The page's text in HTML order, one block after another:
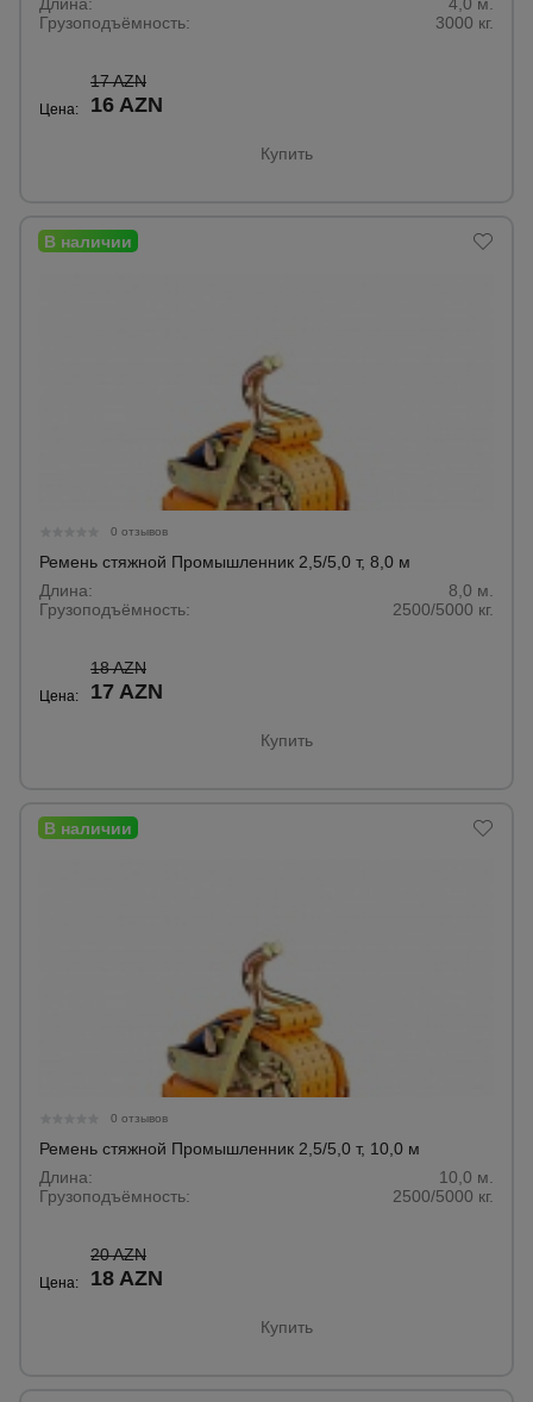
Грузоподъёмность:
3000 кг.
Цена:
17 AZN
16 AZN
Купить
0 отзывов
Ремень стяжной Промышленник 2,5/5,0 т, 8,0 м
Длина:
8,0 м.
Грузоподъёмность:
2500/5000 кг.
Цена:
18 AZN
17 AZN
Купить
0 отзывов
Ремень стяжной Промышленник 2,5/5,0 т, 10,0 м
Длина:
10,0 м.
Грузоподъёмность:
2500/5000 кг.
Цена:
20 AZN
18 AZN
Купить